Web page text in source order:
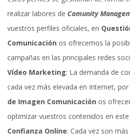
realizar labores de Comunity
vuestros perfiles oficiales, en
Comunicación os ofrecemos la
campañas en las principales redes
Vídeo Marketing: La demanda de
cada vez más elevada en Internet,
de Imagen Comunicación os
optimizar vuestros contenidos en
Confianza Online: Cada vez son